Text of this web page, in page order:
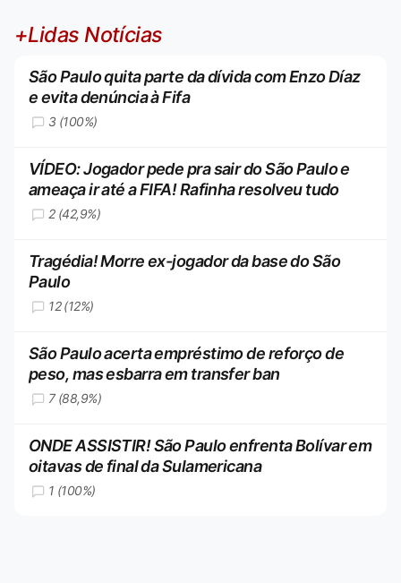
+Lidas Notícias
São Paulo quita parte da dívida com Enzo Díaz
e evita denúncia à Fifa
3 (100%)
VÍDEO: Jogador pede pra sair do São Paulo e
ameaça ir até a FIFA! Rafinha resolveu tudo
2 (42,9%)
Tragédia! Morre ex-jogador da base do São
Paulo
12 (12%)
São Paulo acerta empréstimo de reforço de
peso, mas esbarra em transfer ban
7 (88,9%)
ONDE ASSISTIR! São Paulo enfrenta Bolívar em
oitavas de final da Sulamericana
1 (100%)